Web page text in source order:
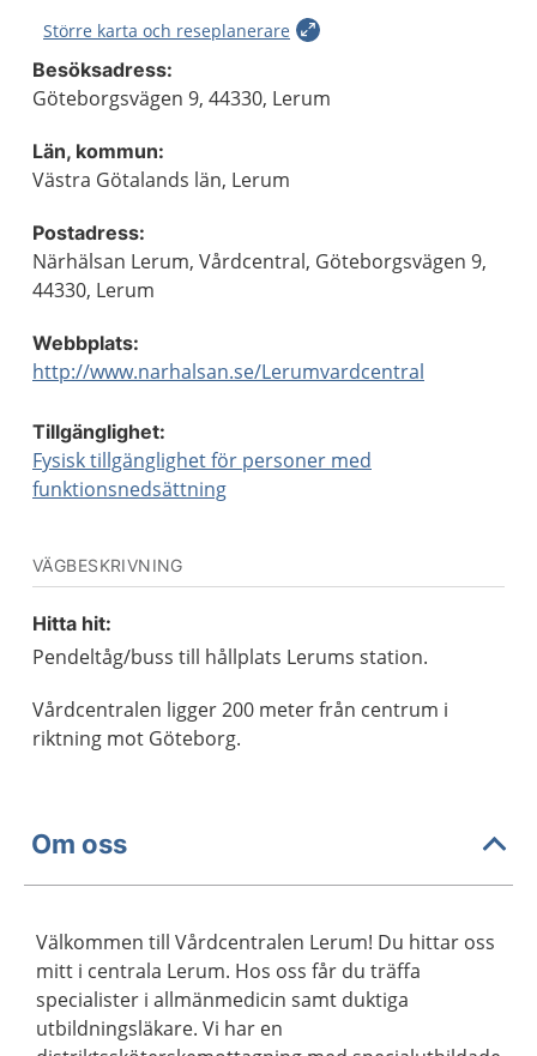
Större karta och reseplanerare
Besöksadress:
Göteborgsvägen 9, 44330, Lerum
Län, kommun:
Västra Götalands län, Lerum
Postadress:
Närhälsan Lerum, Vårdcentral, Göteborgsvägen 9,
44330, Lerum
Webbplats:
http://www.narhalsan.se/Lerumvardcentral
Tillgänglighet:
Fysisk tillgänglighet för personer med
funktionsnedsättning
VÄGBESKRIVNING
Hitta hit:
Pendeltåg/buss till hållplats Lerums station.
Vårdcentralen ligger 200 meter från centrum i
riktning mot Göteborg.
Om oss
Välkommen till Vårdcentralen Lerum! Du hittar oss
mitt i centrala Lerum. Hos oss får du träffa
specialister i allmänmedicin samt duktiga
utbildningsläkare. Vi har en